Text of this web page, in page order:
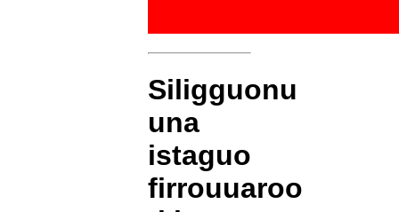
Siligguonu
una
istaguo
firrouuaroo